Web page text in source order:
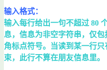
输入格式：
输入每行给出一句不超过 80
息，信息为非空字符串，仅
角标点符号。当读到某一行
束，此行不算在朋友信息里。